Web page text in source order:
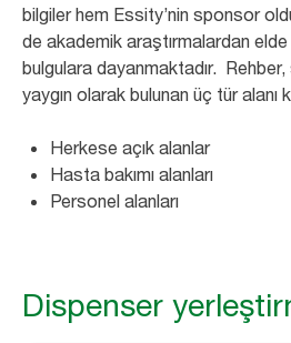
bilgiler hem Essity’nin sponsor
de akademik araştırmalardan elde
bulgulara dayanmaktadır.
yaygın olarak bulunan üç tür alanı
Herkese açık alanlar
Hasta bakımı alanları
Personel alanları
Dispenser